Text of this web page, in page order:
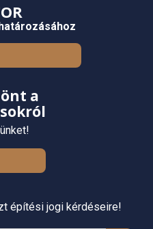
a
építési jogi kérdéseire!